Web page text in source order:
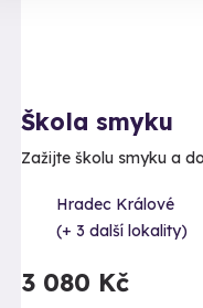
Škola smyku
Zažijte školu smyku a
Hradec Králové
(+ 3 další lokality)
3 080 Kč